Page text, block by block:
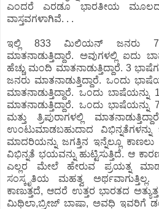
ಎಂದರೆ ಎರಡೂ ಭಾರತೀಯ
ವಾಸ್ತವಗಳಾಗಿವೆ. . .
ಇಲ್ಲಿ 833 ಮಿಲಿಯನ್ ಜನರು
ಮಾತನಾಡುತ್ತಿದ್ದಾರೆ. ಅವುಗಳಲ್ಲಿ
ಹೆಚ್ಚು ಮಂದಿ ಮಾತನಾಡುತ್ತಿದ್ದಾರೆ. 3
ಜನರು ಮಾತನಾಡುತ್ತಿದ್ದಾರೆ. ಒಂದು
ಮಾತನಾಡುತ್ತಿದ್ದಾರೆ. ಒಂದು
ಮಾತನಾಡುತ್ತಿದ್ದಾರೆ. ಒಂದು
ಮತ್ತು ತ್ರಿಪುರಾಗಳಲ್ಲಿ
ಉಂಟುಮಾಡಬಹುದಾದ
ಮಾದರಿಯನ್ನು ಜಗತ್ತಿನ ಇನ್ನೆಲ್ಲೂ
ವಿಭಿನ್ನತೆ ಭಯವನ್ನು ಹುಟ್ಟಿಸುತ್ತಿದೆ. ಆ
ಎಲ್ಲರ ಮೇಲೆ ಹೇರುವ ಪ್ರಯತ್ನ
ಸಂಸ್ಕೃತಿಯ ಮಹತ್ವ
ಕಾಣುತ್ತದೆ, ಆದರೆ ಉತ್ತರ ಭಾರತದ
ಮಿಥಿಲಾ,ಬ್ರೀಜ್ ಬಾಷಾ, ಅವಧಿ ಇವರಿಗೆ